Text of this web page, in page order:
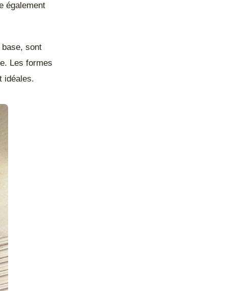
également
sont
Les formes
idéales.